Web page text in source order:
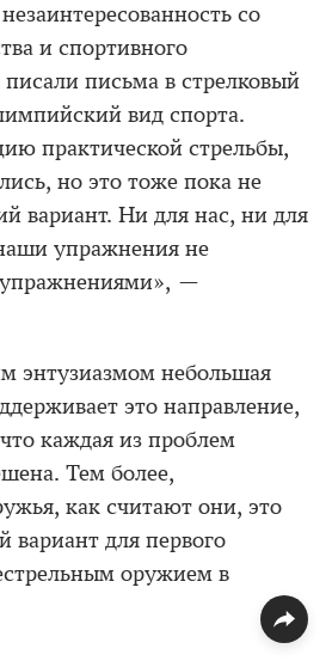
со
и спортивного
письма в стрелковый
вид спорта.
практической стрельбы,
но это тоже пока не
вариант. Ни для нас, ни для
упражнения не
упражнениями», —
энтузиазмом небольшая
это направление,
каждая из проблем
Тем более,
как считают они, это
вариант для первого
оружием в